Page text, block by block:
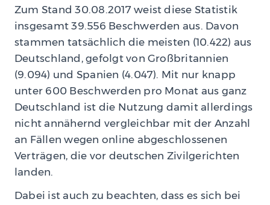
Zum Stand 30.08.2017 weist diese Statistik
insgesamt 39.556 Beschwerden aus. Davon
stammen tatsächlich die meisten (10.422) aus
Deutschland, gefolgt von Großbritannien
(9.094) und Spanien (4.047). Mit nur knapp
unter 600 Beschwerden pro Monat aus ganz
Deutschland ist die Nutzung damit allerdings
nicht annähernd vergleichbar mit der Anzahl
an Fällen wegen online abgeschlossenen
Verträgen, die vor deutschen Zivilgerichten
landen.
Dabei ist auch zu beachten, dass es sich bei